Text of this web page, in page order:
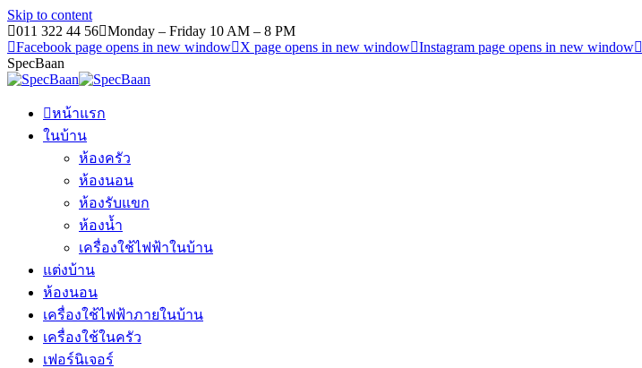
Skip to content
011 322 44 56 Monday – Friday 10 AM – 8 PM
Facebook page opens in new window
X page opens in new window Instagram page opens in new window
SpecBaan
หน้าแรก
ในบ้าน
ห้องครัว
ห้องนอน
ห้องรับแขก
ห้องน้ำ
เครื่องใช้ไฟฟ้าในบ้าน
แต่งบ้าน
ห้องนอน
เครื่องใช้ไฟฟ้าภายในบ้าน
เครื่องใช้ในครัว
เฟอร์นิเจอร์